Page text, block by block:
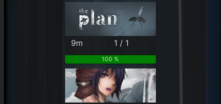
9m 1 / 1
100 %